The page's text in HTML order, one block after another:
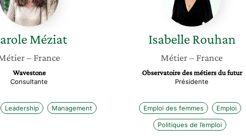
Méziat
– France
Wavestone
Consultante
Leadership Management
Isabelle Rouhan
Métier– France
Observatoire des métiers du futur
Présidente
Emploi des femmes Emploi
Politiques de l’emploi